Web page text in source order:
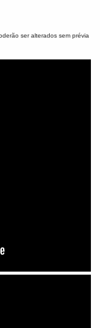
ser alterados sem prévia